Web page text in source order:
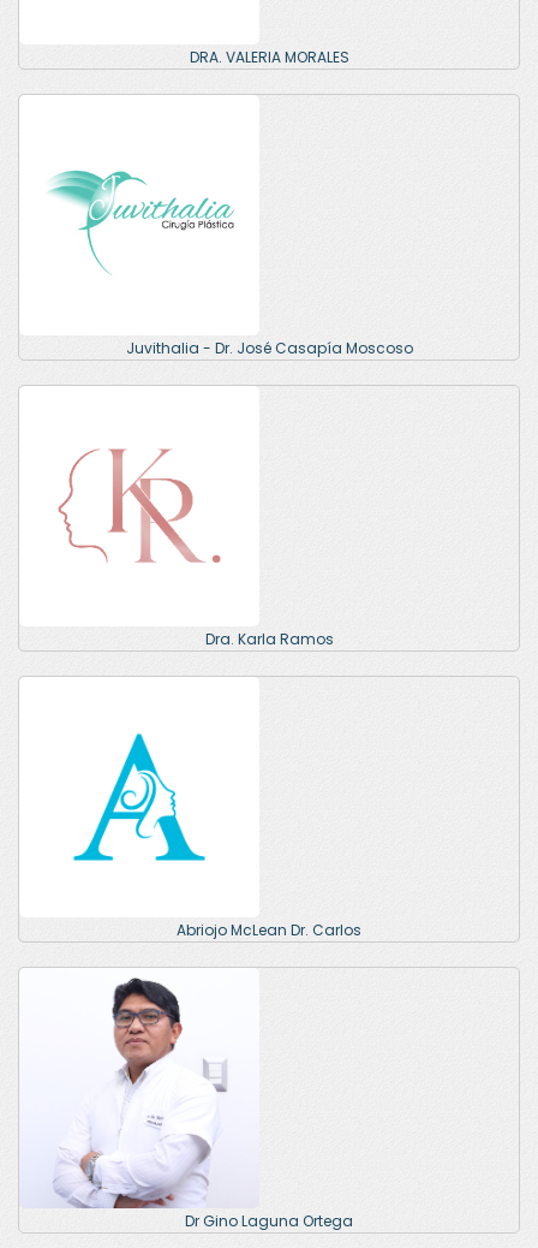
DRA. VALERIA MORALES
Juvithalia - Dr. José Casapía Moscoso
Dra. Karla Ramos
Abriojo McLean Dr. Carlos
Dr Gino Laguna Ortega